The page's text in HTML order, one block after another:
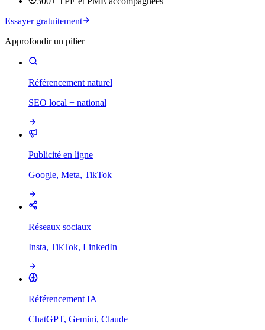
Essayer gratuitement
Approfondir un pilier
Référencement naturel
SEO local + national
Publicité en ligne
Google, Meta, TikTok
Réseaux sociaux
Insta, TikTok, LinkedIn
Référencement IA
ChatGPT, Gemini, Claude